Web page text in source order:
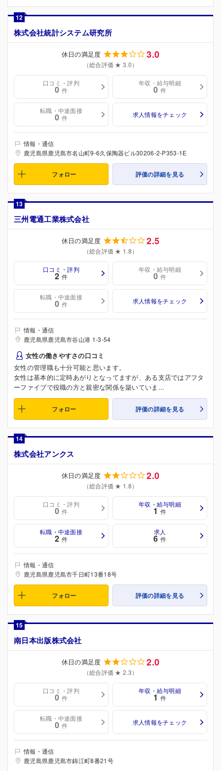
12
株式会社統計システム研究所
休日の満足度 3.0
（総合評価 ★ 3.0）
口コミ・評判
0 件
年収・給与明細
0 件
転職・中途面接
0 件 求人情報をチェック
情報・通信
鹿児島県鹿児島市名山町9-6久保陶器ビル30206-2-P353-1E
フォロー 評価の詳細を見る
13
三州電通工業株式会社
休日の満足度 2.5
（総合評価 ★ 1.8）
口コミ・評判
2 件
年収・給与明細
0 件
転職・中途面接
0 件 求人情報をチェック
情報・通信
鹿児島県鹿児島市谷山港 1-3-54
女性の働きやすさの口コミ
女性の管理職も十分可能と思います。
女性は基本的に定時あがりとなってますが、ある支店ではアフタ
ーファイブで役職の方と親密な関係を築いていま...
フォロー 評価の詳細を見る
14
株式会社アンクス
休日の満足度 2.0
（総合評価 ★ 1.8）
口コミ・評判
0 件
年収・給与明細
1 件
転職・中途面接
2 件
求人
6 件
情報・通信
鹿児島県鹿児島市千日町13番18号
フォロー 評価の詳細を見る
15
南日本出版株式会社
休日の満足度 2.0
（総合評価 ★ 2.3）
口コミ・評判
0 件
年収・給与明細
1 件
転職・中途面接
0 件 求人情報をチェック
情報・通信
鹿児島県鹿児島市錦江町8番21号